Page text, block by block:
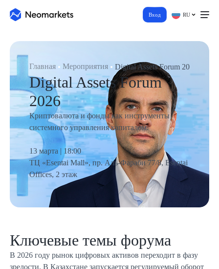
Вход RU
Главная Мероприятия Digital Assets Forum 2026
Digital Assets Forum
2026
Криптовалюта и фонды как инструменты
системного управления капиталом.
13 марта | 18:00
ТЦ «Esentai Mall», пр. Аль-Фараби 77/8, Esentai
Offices, 2 этаж
Ключевые темы форума
В 2026 году рынок цифровых активов переходит в фазу
зрелости. В Казахстане запускается регулируемый оборот